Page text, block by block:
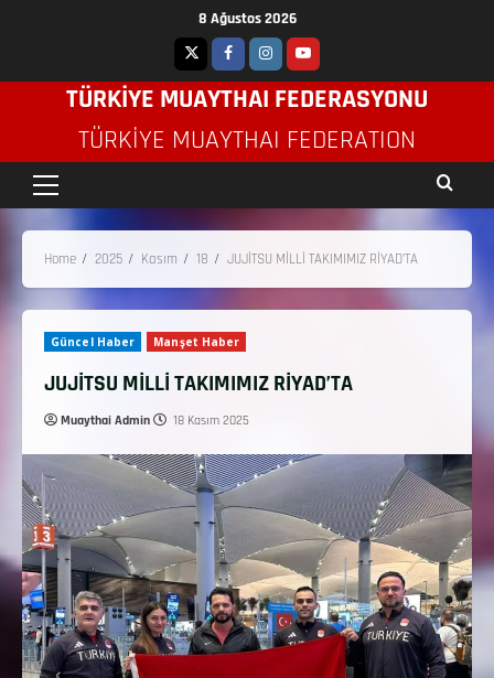
8 Ağustos 2026
TÜRKİYE MUAYTHAI FEDERASYONU
TÜRKIYE MUAYTHAI FEDERATION
Home 2025 Kasım 18 JUJİTSU MİLLİ TAKIMIMIZ RİYAD’TA
Güncel Haber Manşet Haber
JUJİTSU MİLLİ TAKIMIMIZ RİYAD’TA
Muaythai Admin 18 Kasım 2025